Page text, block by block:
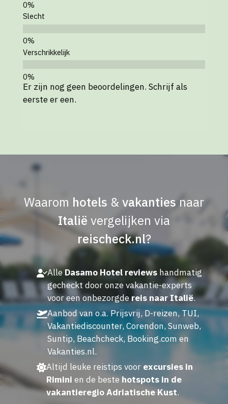
Slecht
Verschrikkelijk
Er zijn nog geen beoordelingen. Schrijf als
eerste er een.
Waarom hotels & vakanties naar
Italië vergelijken via
reischeck.nl?
AlleDasamo Hotel reviewshandmatig
gecheckt door onze vakantie-experts
voor een onbezorgdereis naar Italië.
Aanbod van o.a. Prijsvrij, D-reizen, TUI,
Vakantiediscounter, Corendon, Sunweb,
Suntip, Beachcheck, Booking.com en
Vakanties.nl.
Altijd leuke reistips voor excursies in
Rimini en de bestehotspots in de
vakantieregio Adriatische Kust.